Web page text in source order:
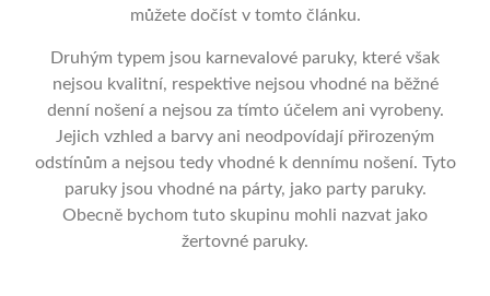
můžete dočíst v tomto článku.
Druhým typem jsou karnevalové paruky, které však
nejsou kvalitní, respektive nejsou vhodné na běžné
denní nošení a nejsou za tímto účelem ani vyrobeny.
Jejich vzhled a barvy ani neodpovídají přirozeným
odstínům a nejsou tedy vhodné k dennímu nošení. Tyto
paruky jsou vhodné na párty, jako party paruky.
Obecně bychom tuto skupinu mohli nazvat jako
žertovné paruky.